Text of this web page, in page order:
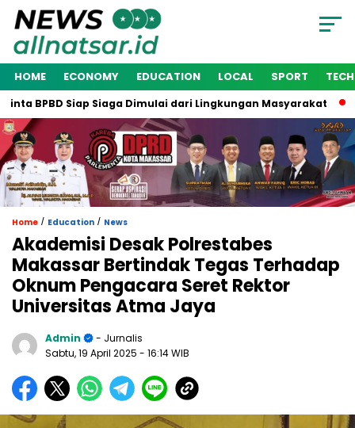
HOME ECONOMY EDUCATION LOCAL SPORT
BPBD Siap Siaga Dimulai dari Lingkungan Masyarakat
Home / Education / News
Akademisi Desak Polrestabes
Makassar Bertindak Tegas Terhadap
Oknum Pengacara Seret Rektor
Universitas Atma Jaya
Admin
- Jurnalis
Sabtu, 19 April 2025 - 16:14 WIB